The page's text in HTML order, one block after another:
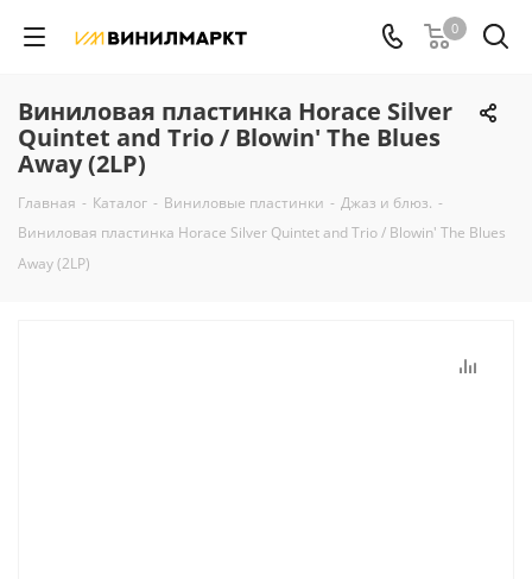
0
Виниловая пластинка Horace Silver
Quintet and Trio / Blowin' The Blues
Away (2LP)
Главная - Каталог - Виниловые пластинки - Джаз и блюз. -
Виниловая пластинка Horace Silver Quintet and Trio / Blowin' The Blues
Away (2LP)